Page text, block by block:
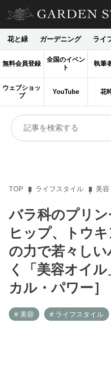
花と緑 ガーデニング ライ
無料会員登録
全国のイベン
ト
執筆
ウェブショッ
プ
YouTube 花
TOP ライフスタイル 美容
バラ科のプリ
ヒップ、トウ
の力で若々し
く「美容オイ
カル・パワー］
# 美容 # ライフスタイル